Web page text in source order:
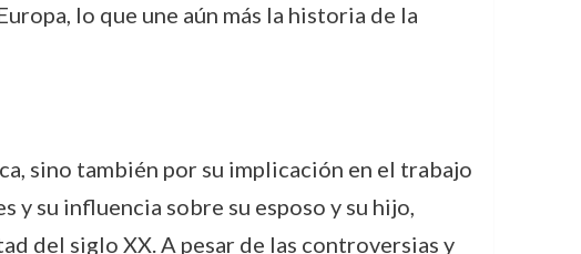
lo que une aún más la historia de la
sino también por su implicación en el trabajo
y su influencia sobre su esposo y su hijo,
del siglo XX. A pesar de las controversias y